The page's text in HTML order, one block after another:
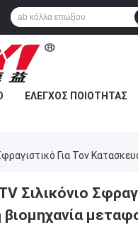
ΈΛΕΓΧΟΣ ΠΟΙΌΤΗΤΑΣ
Για Τον
Σιλικόνιο
βιομηχανία